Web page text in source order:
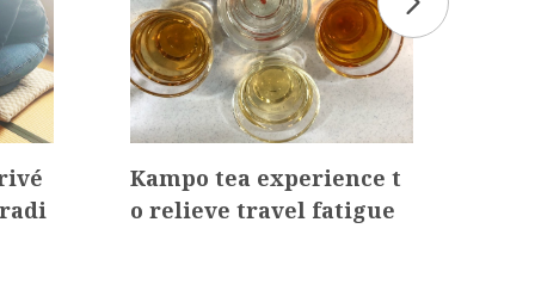
Kampo tea experience t
o relieve travel fatigue